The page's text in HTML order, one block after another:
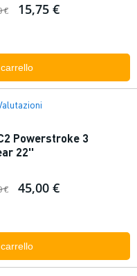
€ 15,75 €
Powerstroke 3
22''
€ 45,00 €